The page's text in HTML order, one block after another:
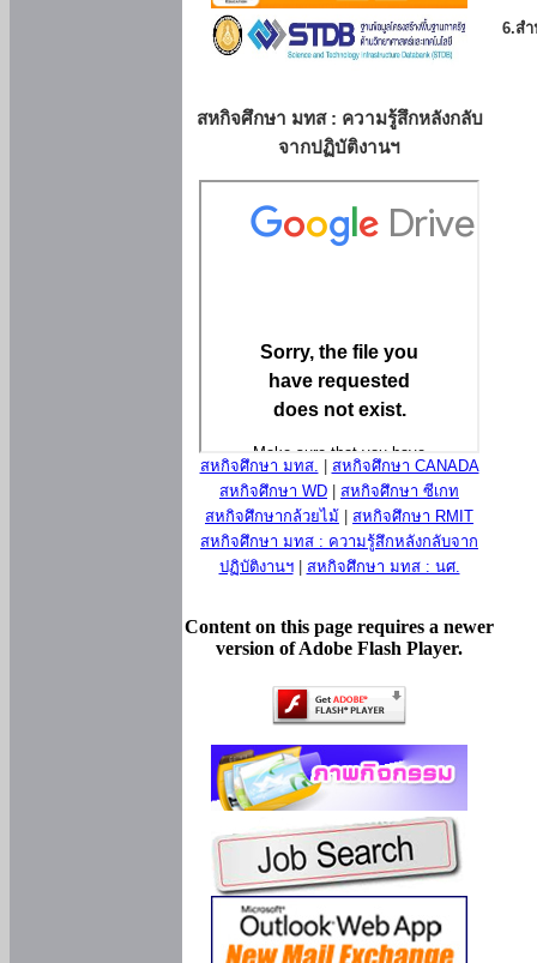
สหกิจศึกษา มทส : ความรู้สึกหลังกลับ
จากปฏิบัติงานฯ
สหกิจศึกษา มทส.
สหกิจศึกษา CANADA
สหกิจศึกษา WD
สหกิจศึกษา ซีเกท
สหกิจศึกษากล้วยไม้
สหกิจศึกษา RMIT
สหกิจศึกษา มทส : ความรู้สึกหลังกลับจาก
ปฏิบัติงานฯ| สหกิจศึกษา มทส : นศ.
Content on this page requires a newer
version of Adobe Flash Player.
6.ส